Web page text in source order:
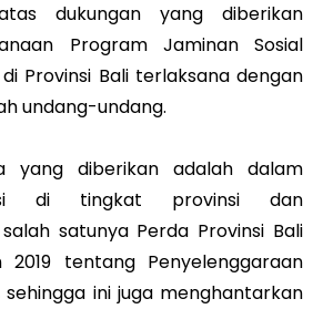
dukungan yang diberikan
Program Jaminan Sosial
Provinsi Bali terlaksana dengan
undang-undang.
yang diberikan adalah dalam
di tingkat provinsi dan
satunya Perda Provinsi Bali
2019 tentang Penyelenggaraan
sehingga ini juga menghantarkan